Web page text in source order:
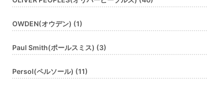
OWDEN(オウデン) (1)
Paul Smith(ポールスミス) (3)
Persol(ペルソール) (11)